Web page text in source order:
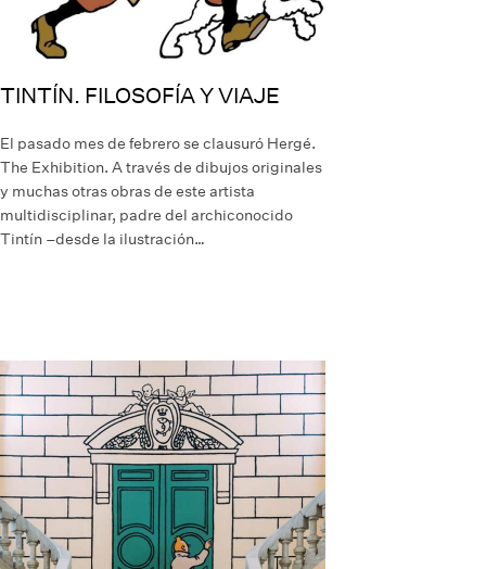
TINTÍN. FILOSOFÍA Y VIAJE
El pasado mes de febrero se clausuró Hergé.
The Exhibition. A través de dibujos originales
y muchas otras obras de este artista
multidisciplinar, padre del archiconocido
Tintín –desde la ilustración…